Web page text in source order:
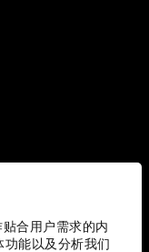
合用户需求的内
能以及分析我们